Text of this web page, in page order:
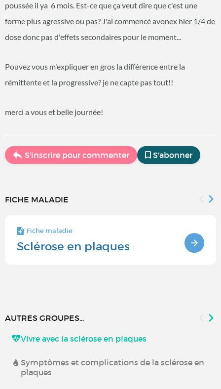
poussée il ya 6 mois. Est-ce que ça veut dire que c'est une
forme plus agressive ou pas? J'ai commencé avonex hier 1/4 de
dose donc pas d'effets secondaires pour le moment...
Pouvez vous m'expliquer en gros la différence entre la
rémittente et la progressive? je ne capte pas tout!!
merci a vous et belle journée!
S'inscrire pour commenter S'abonner
FICHE MALADIE
Fiche maladie
Sclérose en plaques
AUTRES GROUPES...
Vivre avec la sclérose en plaques
Symptômes et complications de la sclérose en
plaques